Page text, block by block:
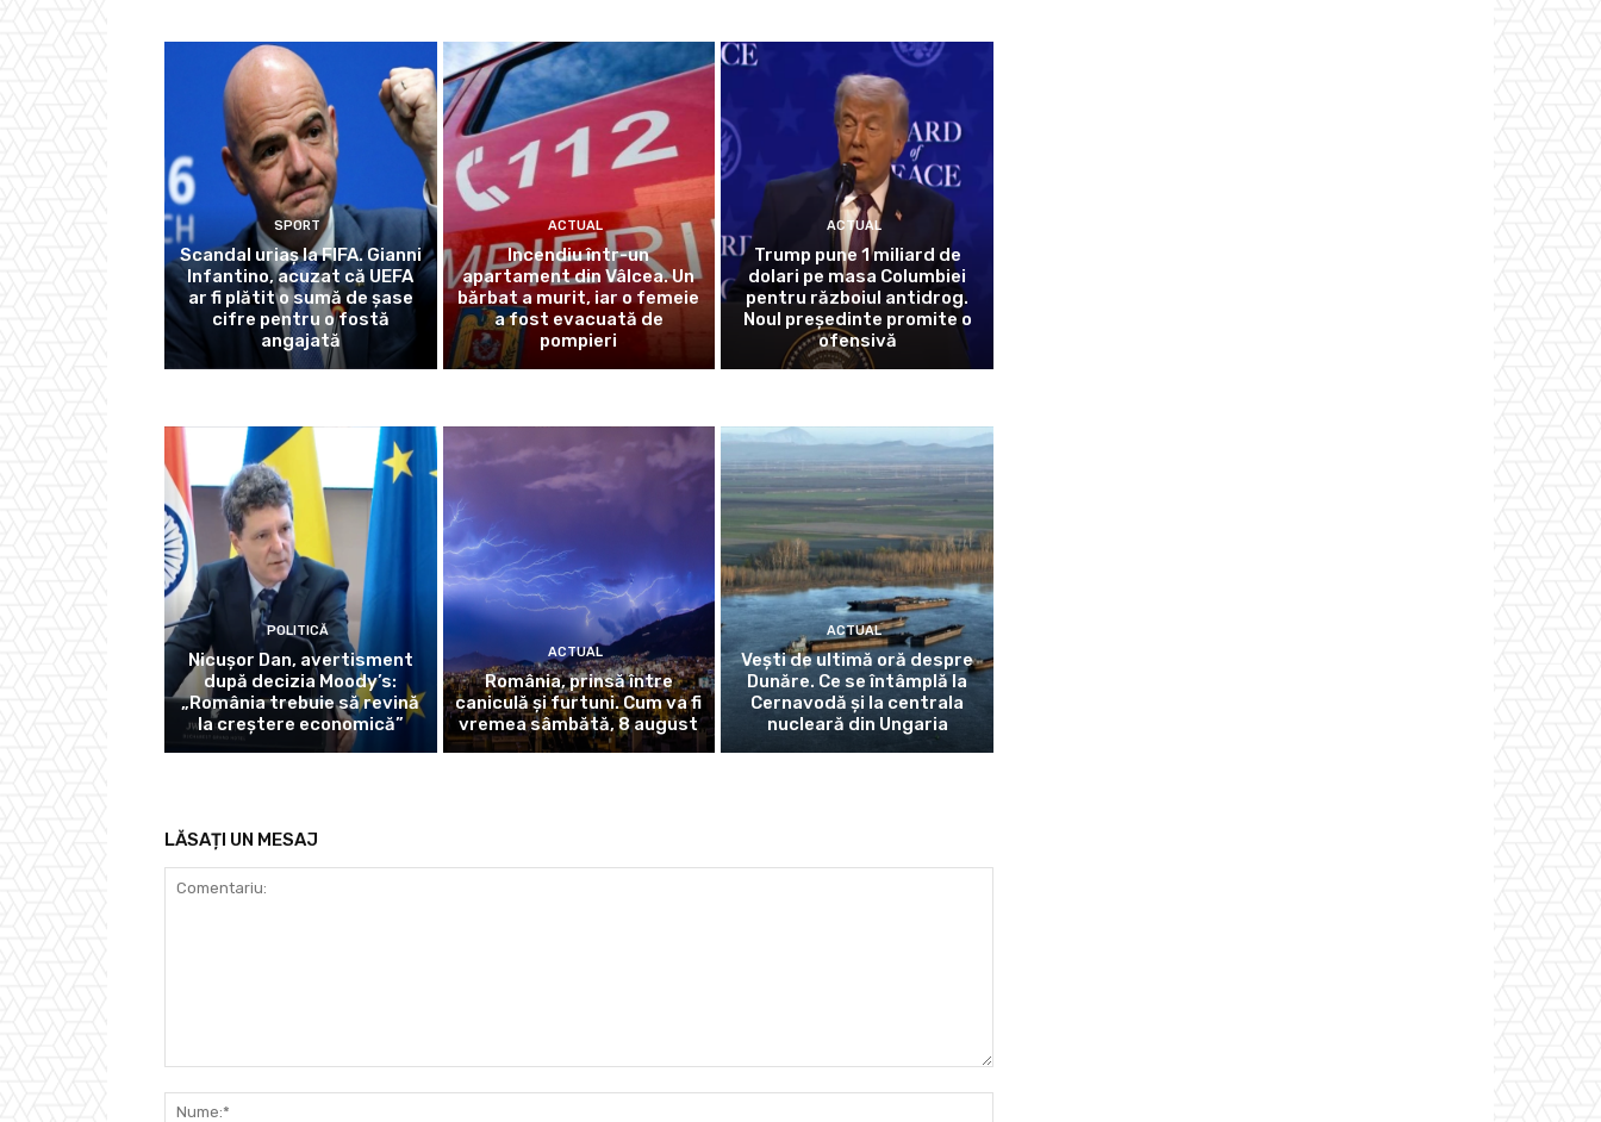
SPORT
Scandal uriaș la FIFA. Gianni
Infantino, acuzat că UEFA
ar fi plătit o sumă de șase
cifre pentru o fostă
angajată
ACTUAL
Incendiu într-un
apartament din Vâlcea. Un
bărbat a murit, iar o femeie
a fost evacuată de
pompieri
ACTUAL
Trump pune 1 miliard de
dolari pe masa Columbiei
pentru războiul antidrog.
Noul președinte promite o
ofensivă
POLITICĂ
Nicușor Dan, avertisment
după decizia Moody’s:
„România trebuie să revină
la creștere economică”
ACTUAL
România, prinsă între
caniculă și furtuni. Cum va fi
vremea sâmbătă, 8 august
ACTUAL
Vești de ultimă oră despre
Dunăre. Ce se întâmplă la
Cernavodă și la centrala
nucleară din Ungaria
LĂSAȚI UN MESAJ